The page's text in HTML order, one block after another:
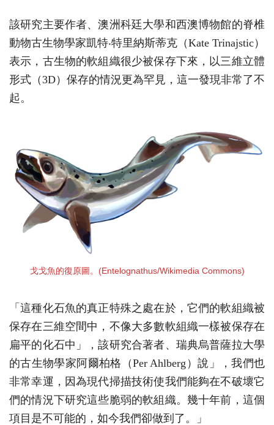
該研究主要作者、澳洲科廷大學和西澳博物館的脊椎
動物古生物學家凱特‧特里納斯蒂克（Kate Trinajstic）
表示，古生物的軟組織很少被保存下來，以三維立體
形式（3D）保存的情況更為罕見，這一發現非常了不
起。
戈戈魚的復原圖。(Entelognathus/Wikimedia Commons)
「這種化石魚的真正特殊之處在於，它們的軟組織被
保存在三維空間中，不像大多數軟組織一樣被保存在
扁平的化石中」，該研究合著者、瑞典烏普薩拉大學
的古生物學家阿爾柏格（Per Ahlberg）說」，我們也
非常幸運，因為現代掃描技術使我們能夠在不破壞它
們的情況下研究這些脆弱的軟組織。幾十年前，這個
項目是不可能的，如今我們卻做到了。」